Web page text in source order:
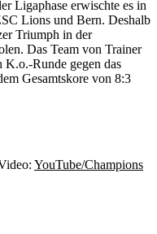
Ligaphase erwischte es in
Lions und Bern. Deshalb
Triumph in der
Das Team von Trainer
K.o.-Runde gegen das
Gesamtskore von 8:3
YouTube/Champions